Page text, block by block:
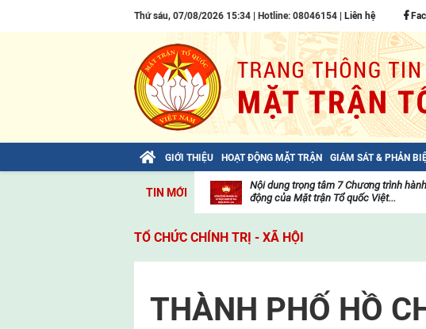
Thứ sáu, 07/08/2026 15:34 | Hotline: 08046154 | Liên hệ
GIỚI THIỆU HOẠT ĐỘNG MẶT TRẬN GIÁM SÁT & PHẢN
TIN MỚI
Bài viết của Tổng Bí thư Tô Lâm: TIẾN
viện
Nội dung trọng tâm 7 Chương trình hành
động của Mặt trận Tổ quốc Việt...
TỔ CHỨC CHÍNH TRỊ - XÃ HỘI
THÀNH PHỐ HỒ